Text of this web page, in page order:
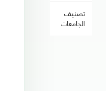
تصنيف
الجامعات